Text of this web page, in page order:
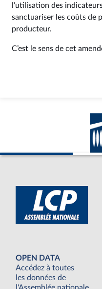
l’utilisation des
sanctuariser les coûts de
producteur.
C’est le sens de cet
OPEN DATA
Accédez à toutes
les données de